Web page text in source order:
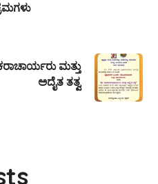
ಮತ್ತು
ಅದೈತ ತತ್ವ